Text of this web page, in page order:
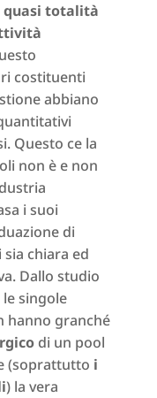
quasi totalità
costituenti
abbiano
Questo ce la
non è e non
i suoi
di
chiara ed
Dallo studio
singole
hanno granché
di un pool
(soprattutto i
) la vera